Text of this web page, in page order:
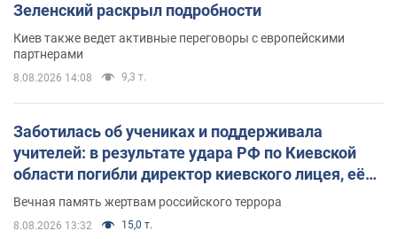
Зеленский раскрыл подробности
Киев также ведет активные переговоры с европейскими
партнерами
8.08.2026 14:08 9,3 т.
Заботилась об учениках и поддерживала
учителей: в результате удара РФ по Киевской
области погибли директор киевского лицея, её
муж и внук
Вечная память жертвам российского террора
8.08.2026 13:32 15,0 т.